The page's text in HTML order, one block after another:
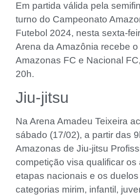
Em partida válida pela
turno do Campeonato
Futebol 2024, nesta sexta-
Arena da Amazônia recebe
Amazonas FC e Nacional
20h.
Jiu-jitsu
Na Arena Amadeu Teixeira
sábado (17/02), a partir das
Amazonas de Jiu-jitsu
competição visa qualificar os
etapas nacionais e os
categorias mirim, infantil,